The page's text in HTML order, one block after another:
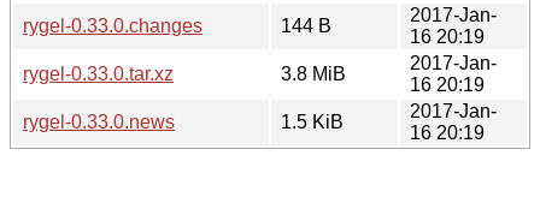
rygel-0.33.0.changes
144 B
2017-Jan-
16 20:19
rygel-0.33.0.tar.xz
3.8 MiB
2017-Jan-
16 20:19
rygel-0.33.0.news
1.5 KiB
2017-Jan-
16 20:19